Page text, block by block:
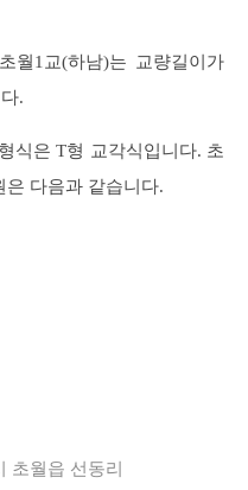
월1교(하남)는 교량길이가
.
식은 T형 교각식입니다. 초
은 다음과 같습니다.
초월읍 선동리